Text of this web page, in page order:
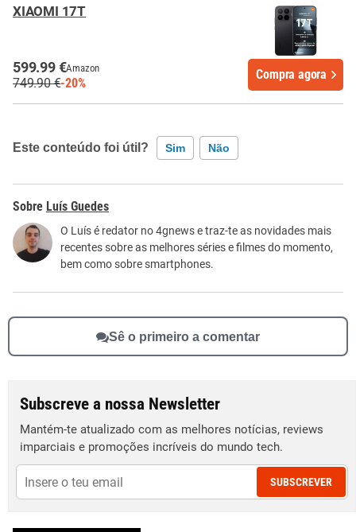
XIAOMI 17T
599.99 €Amazon
749.90 €-20%
Compra agora
Este conteúdo foi útil? Sim Não
Este conteúdo contém informação incorreta
Este conteúdo não tem a informação que procuro
Outro
Luís Guedes
O Luís é redator no 4gnews e traz-te as novidades mais
recentes sobre as melhores séries e filmes do momento,
bem como sobre smartphones.
Sê o primeiro a comentar
Subscreve a nossa Newsletter
Mantém-te atualizado com as melhores notícias, reviews
imparciais e promoções incríveis do mundo tech.
SUBSCREVER